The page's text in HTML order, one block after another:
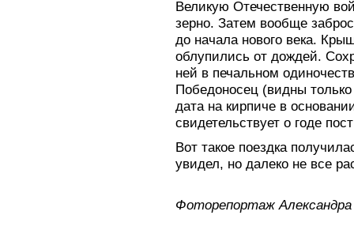
Великую Отечественную
зерно. Затем вообще
до начала нового века.
облупились от дождей.
ней в печальном
Победоносец (видны
дата на кирпиче в
свидетельствует о годе
Вот такое поездка
увидел, но далеко не все
Фоторепортаж Александра